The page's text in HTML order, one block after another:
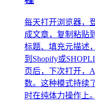
每天打开浏览器，
成文章，复制粘贴
标题、填充元描述
到Shopify或
页后，下次打开，
数。这种模式持续
时在纯体力操作上